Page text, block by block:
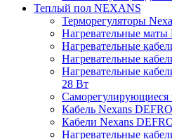
Теплый пол NEXANS
Терморегуляторы
Нагревательные
Нагревательные
Нагревательные
Нагревательные
28 Вт
Кабель Nexans
Кабели Nexans
Нагревательные